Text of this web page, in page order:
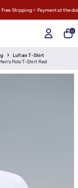
Shipping✧ Payment at the
0
Lufian T-Shirt
Polo T-Shirt Red